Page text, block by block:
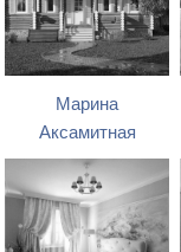
Марина
Аксамитная